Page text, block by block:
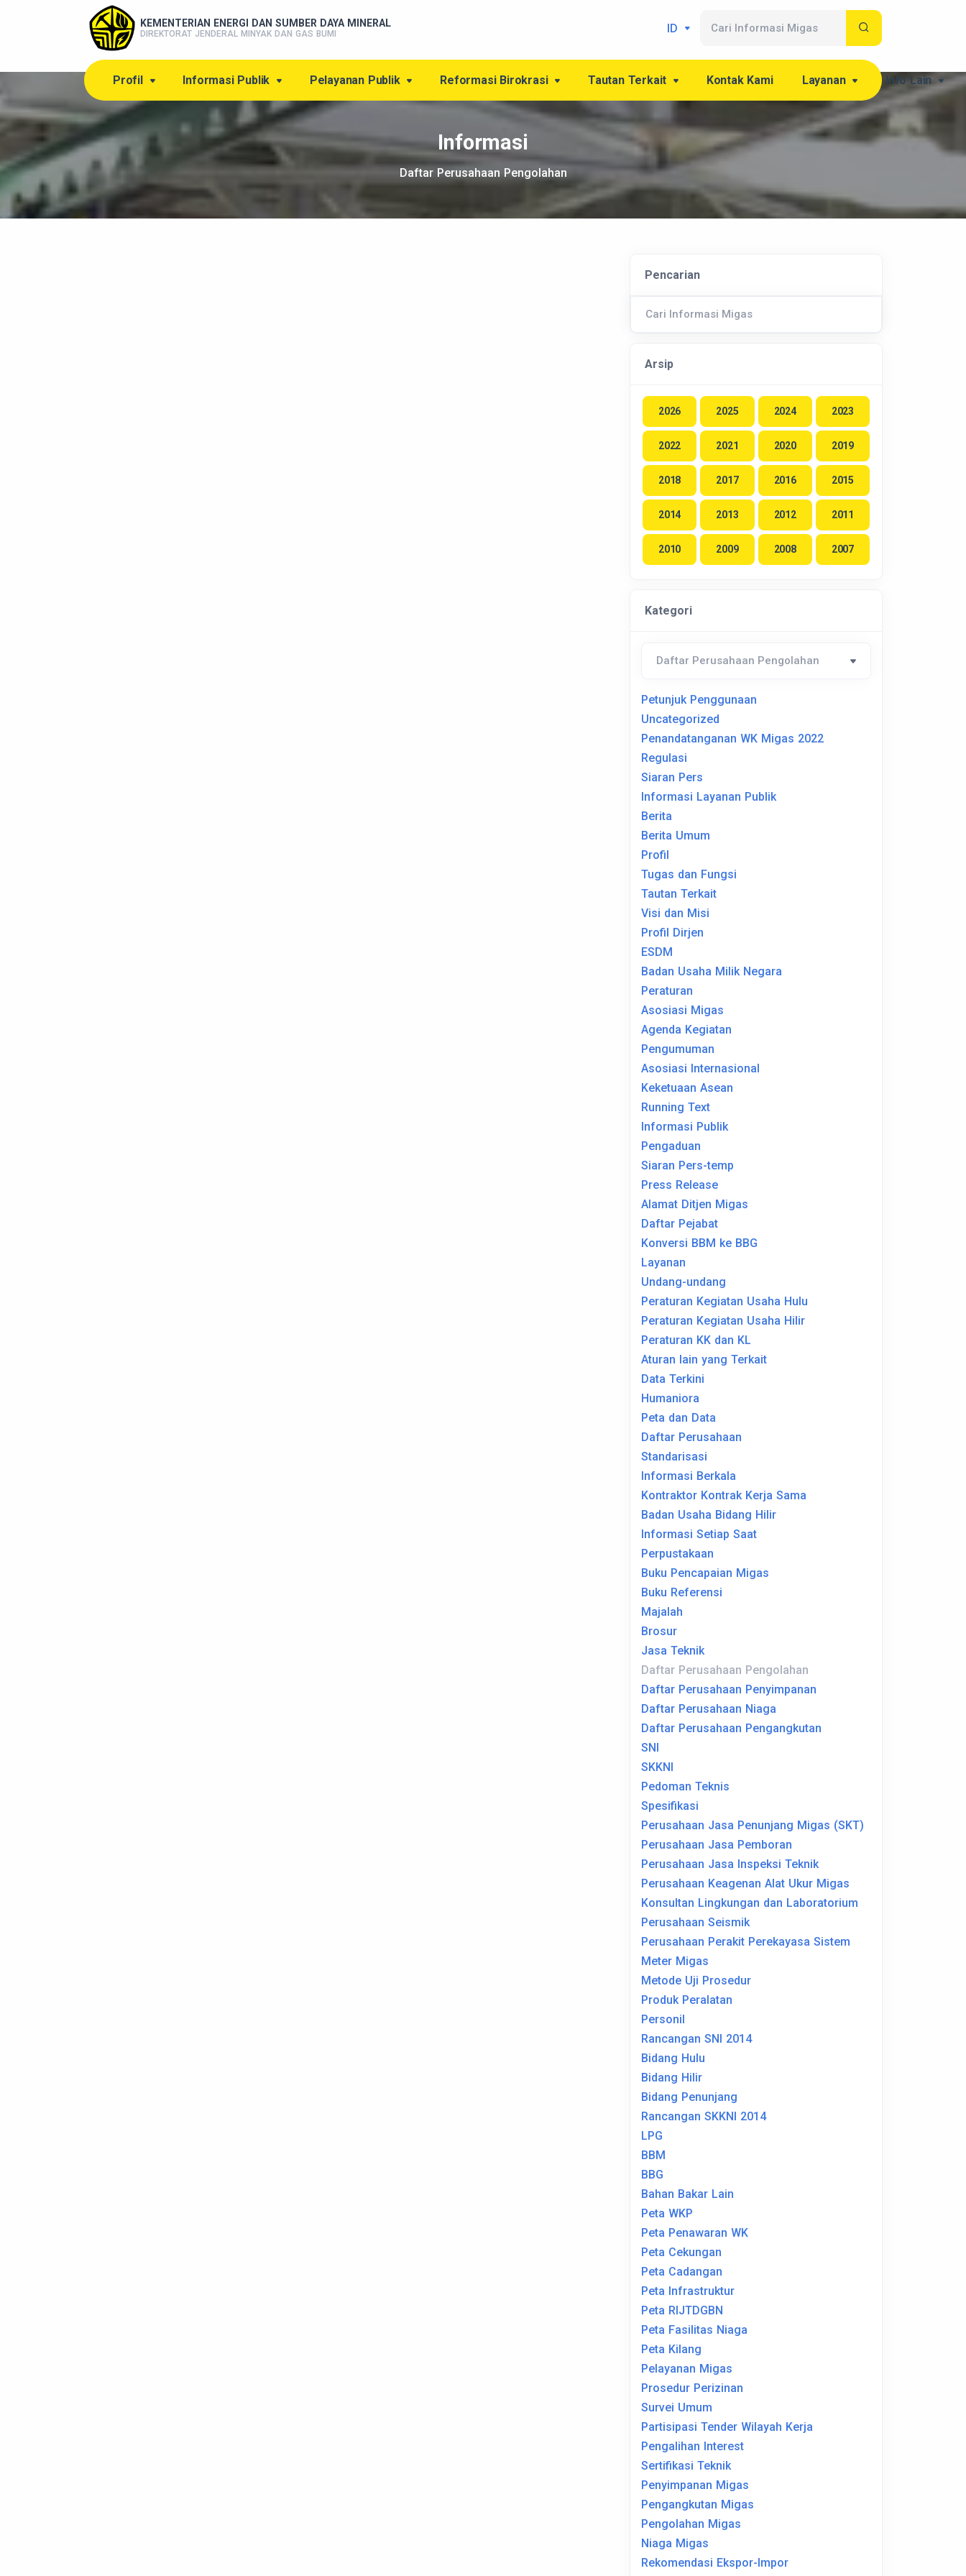
KEMENTERIAN ENERGI DAN SUMBER DAYA MINERAL
DIREKTORAT JENDERAL MINYAK DAN GAS BUMI ID
Profil Informasi Publik Pelayanan Publik Reformasi Birokrasi Tautan Terkait Kontak Kami Layanan Info Lain
Informasi
Daftar Perusahaan Pengolahan
Pencarian
Arsip
2026 2025 2024 2023
2022 2021 2020 2019
2018 2017 2016 2015
2014 2013 2012 2011
2010 2009 2008 2007
Kategori
Petunjuk Penggunaan
Uncategorized
Penandatanganan WK Migas 2022
Regulasi
Siaran Pers
Informasi Layanan Publik
Berita
Berita Umum
Profil
Tugas dan Fungsi
Tautan Terkait
Visi dan Misi
Profil Dirjen
ESDM
Badan Usaha Milik Negara
Peraturan
Asosiasi Migas
Agenda Kegiatan
Pengumuman
Asosiasi Internasional
Keketuaan Asean
Running Text
Informasi Publik
Pengaduan
Siaran Pers-temp
Press Release
Alamat Ditjen Migas
Daftar Pejabat
Konversi BBM ke BBG
Layanan
Undang-undang
Peraturan Kegiatan Usaha Hulu
Peraturan Kegiatan Usaha Hilir
Peraturan KK dan KL
Aturan lain yang Terkait
Data Terkini
Humaniora
Peta dan Data
Daftar Perusahaan
Standarisasi
Informasi Berkala
Kontraktor Kontrak Kerja Sama
Badan Usaha Bidang Hilir
Informasi Setiap Saat
Perpustakaan
Buku Pencapaian Migas
Buku Referensi
Majalah
Brosur
Jasa Teknik
Daftar Perusahaan Pengolahan
Daftar Perusahaan Penyimpanan
Daftar Perusahaan Niaga
Daftar Perusahaan Pengangkutan
SNI
SKKNI
Pedoman Teknis
Spesifikasi
Perusahaan Jasa Penunjang Migas (SKT)
Perusahaan Jasa Pemboran
Perusahaan Jasa Inspeksi Teknik
Perusahaan Keagenan Alat Ukur Migas
Konsultan Lingkungan dan Laboratorium
Perusahaan Seismik
Perusahaan Perakit Perekayasa Sistem
Meter Migas
Metode Uji Prosedur
Produk Peralatan
Personil
Rancangan SNI 2014
Bidang Hulu
Bidang Hilir
Bidang Penunjang
Rancangan SKKNI 2014
LPG
BBM
BBG
Bahan Bakar Lain
Peta WKP
Peta Penawaran WK
Peta Cekungan
Peta Cadangan
Peta Infrastruktur
Peta RIJTDGBN
Peta Fasilitas Niaga
Peta Kilang
Pelayanan Migas
Prosedur Perizinan
Survei Umum
Partisipasi Tender Wilayah Kerja
Pengalihan Interest
Sertifikasi Teknik
Penyimpanan Migas
Pengangkutan Migas
Pengolahan Migas
Niaga Migas
Rekomendasi Ekspor-Impor